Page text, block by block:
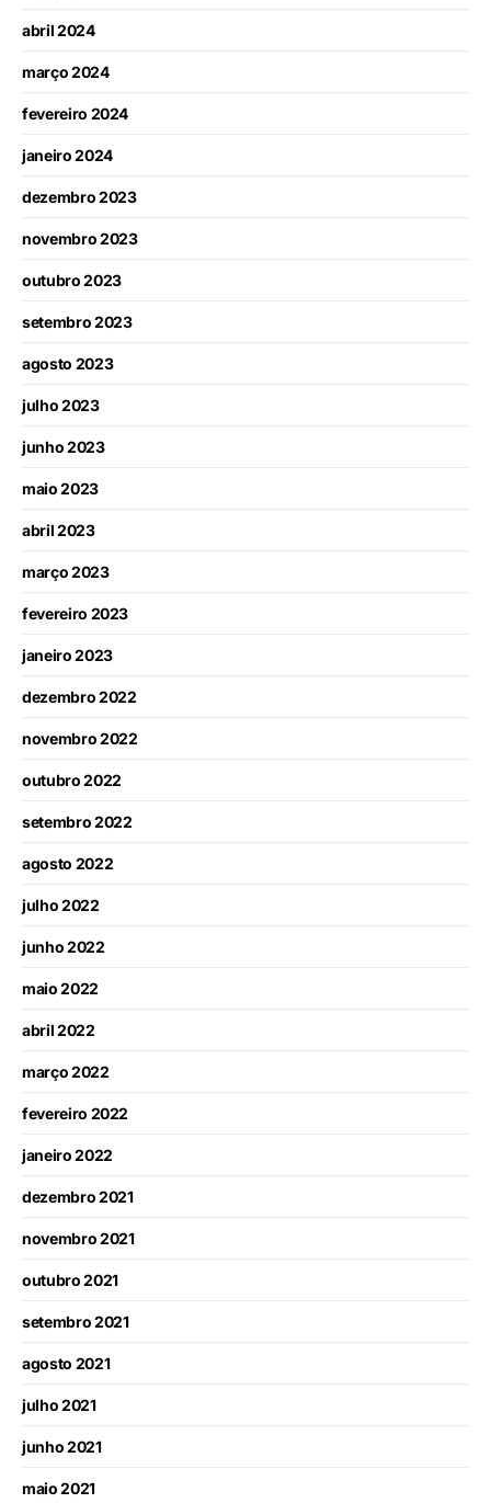
abril 2024
março 2024
fevereiro 2024
janeiro 2024
dezembro 2023
novembro 2023
outubro 2023
setembro 2023
agosto 2023
julho 2023
junho 2023
maio 2023
abril 2023
março 2023
fevereiro 2023
janeiro 2023
dezembro 2022
novembro 2022
outubro 2022
setembro 2022
agosto 2022
julho 2022
junho 2022
maio 2022
abril 2022
março 2022
fevereiro 2022
janeiro 2022
dezembro 2021
novembro 2021
outubro 2021
setembro 2021
agosto 2021
julho 2021
junho 2021
maio 2021